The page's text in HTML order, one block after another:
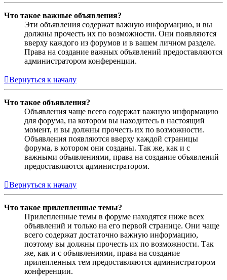
Что такое важные объявления?
Эти объявления содержат важную информацию, и вы
должны прочесть их по возможности. Они появляются
вверху каждого из форумов и в вашем личном разделе.
Права на создание важных объявлений предоставляются
администратором конференции.
Вернуться к началу
Что такое объявления?
Объявления чаще всего содержат важную информацию
для форума, на котором вы находитесь в настоящий
момент, и вы должны прочесть их по возможности.
Объявления появляются вверху каждой страницы
форума, в котором они созданы. Так же, как и с
важными объявлениями, права на создание объявлений
предоставляются администратором.
Вернуться к началу
Что такое прилепленные темы?
Прилепленные темы в форуме находятся ниже всех
объявлений и только на его первой странице. Они чаще
всего содержат достаточно важную информацию,
поэтому вы должны прочесть их по возможности. Так
же, как и с объявлениями, права на создание
прилепленных тем предоставляются администратором
конференции.